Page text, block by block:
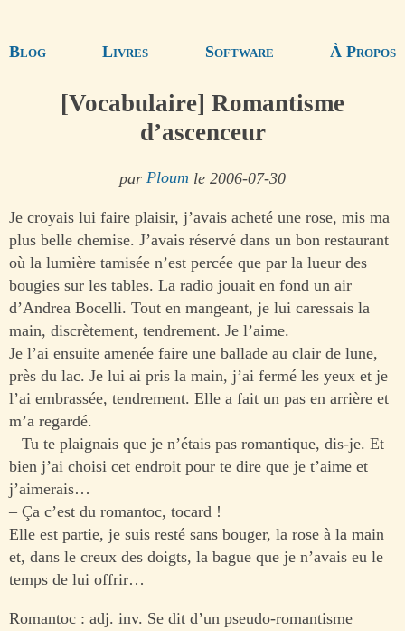
Blog Livres Software À Propos
[Vocabulaire] Romantisme
d’ascenceur
par Ploum le 2006-07-30
Je croyais lui faire plaisir, j’avais acheté une rose, mis ma
plus belle chemise. J’avais réservé dans un bon restaurant
où la lumière tamisée n’est percée que par la lueur des
bougies sur les tables. La radio jouait en fond un air
d’Andrea Bocelli. Tout en mangeant, je lui caressais la
main, discrètement, tendrement. Je l’aime.
Je l’ai ensuite amenée faire une ballade au clair de lune,
près du lac. Je lui ai pris la main, j’ai fermé les yeux et je
l’ai embrassée, tendrement. Elle a fait un pas en arrière et
m’a regardé.
– Tu te plaignais que je n’étais pas romantique, dis-je. Et
bien j’ai choisi cet endroit pour te dire que je t’aime et
j’aimerais…
– Ça c’est du romantoc, tocard !
Elle est partie, je suis resté sans bouger, la rose à la main
et, dans le creux des doigts, la bague que je n’avais eu le
temps de lui offrir…
Romantoc : adj. inv. Se dit d’un pseudo-romantisme